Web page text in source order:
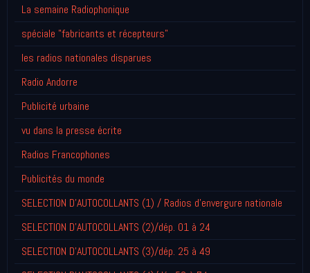
La semaine Radiophonique
spéciale "fabricants et récepteurs"
les radios nationales disparues
Radio Andorre
Publicité urbaine
vu dans la presse écrite
Radios Francophones
Publicités du monde
SELECTION D'AUTOCOLLANTS (1) / Radios d'envergure nationale
SELECTION D'AUTOCOLLANTS (2)/dép. 01 à 24
SELECTION D'AUTOCOLLANTS (3)/dép. 25 à 49